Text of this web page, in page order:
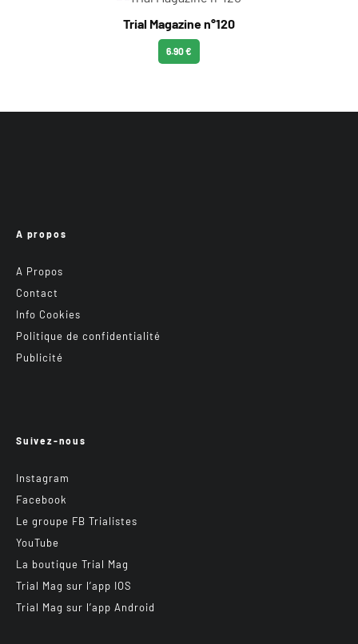
Trial Magazine n°120
6.90 €
A propos
A Propos
Contact
Info Cookies
Politique de confidentialité
Publicité
Suivez-nous
Instagram
Facebook
Le groupe FB Trialistes
YouTube
La boutique Trial Mag
Trial Mag sur l’app IOS
Trial Mag sur l’app Android